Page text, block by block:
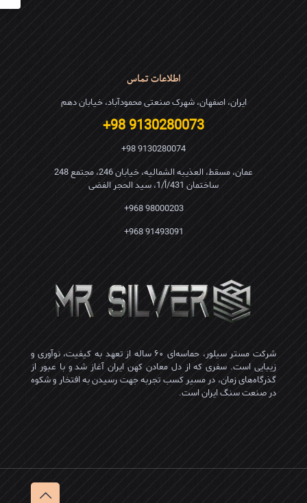
اطلاعات تماس
ایران، اصفهان، شهرک صنعتی محمودآباد، خیابان دهم
9130280073 98+
9130280074 98+
عمان، مسقط، العذیبه الشمالیه، خیابان 246، مجتمع 248
ساختمان 431/أ/1، سید الحجر الفضی
98000203 968+
91493091 968+
شرکت مستر سیلور، حماسه‌ای ۶۰ ساله از تعهد به کیفیت، نوآوری و
زیبایی است. سفری که از دل معادن کهن ایران آغاز شد و با عبور از
گذرگاه‌های زمان، در مسیر کسب تجربه جهت رسیدن به افتخار و شکوه
در صنعت سنگ ایران است.